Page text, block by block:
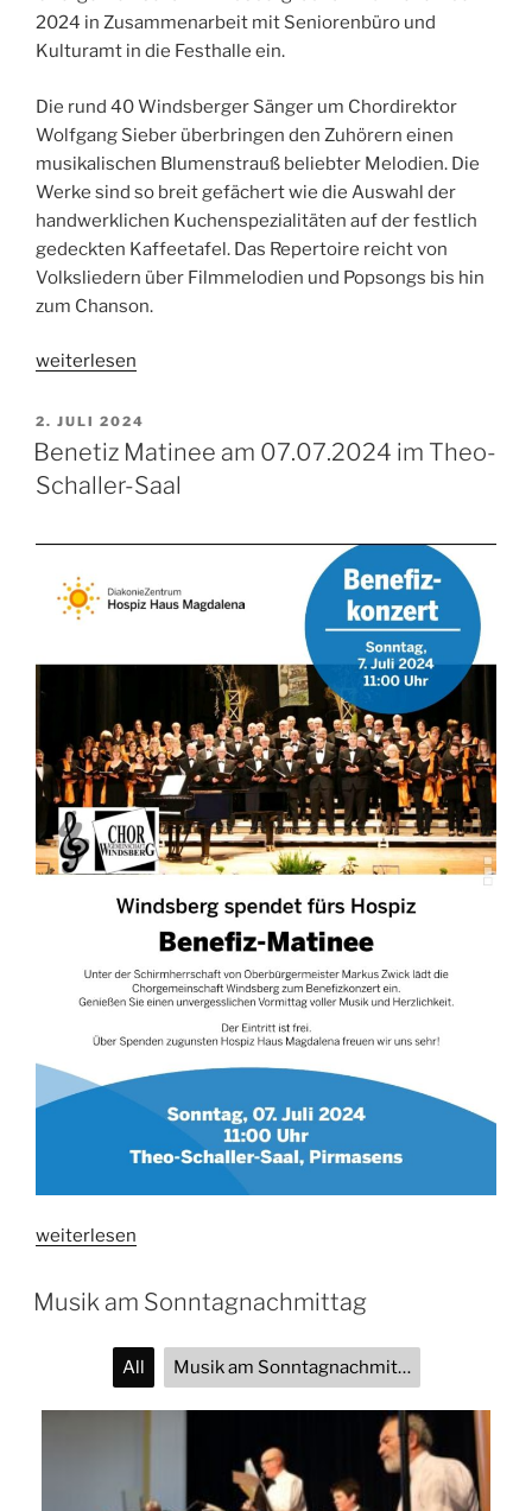
2024 in Zusammenarbeit mit Seniorenbüro und
Kulturamt in die Festhalle ein.
Die rund 40 Windsberger Sänger um Chordirektor
Wolfgang Sieber überbringen den Zuhörern einen
musikalischen Blumenstrauß beliebter Melodien. Die
Werke sind so breit gefächert wie die Auswahl der
handwerklichen Kuchenspezialitäten auf der festlich
gedeckten Kaffeetafel. Das Repertoire reicht von
Volksliedern über Filmmelodien und Popsongs bis hin
zum Chanson.
„Musik
Sonntagnachmittag“
weiterlesen
VERÖFFENTLICHT
AM
2. JULI 2024
Benetiz Matinee am 07.07.2024 im Theo-
Schaller-Saal
„Benetiz
am
Schaller-
weiterlesen
Musik am Sonntagnachmittag
All Musik am Sonntagnachmittag